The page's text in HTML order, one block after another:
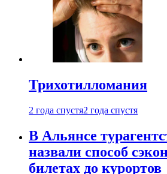
Трихотилломания
2 года спустя2 года спустя
В Альянсе
назвали способ
билетах до курортов